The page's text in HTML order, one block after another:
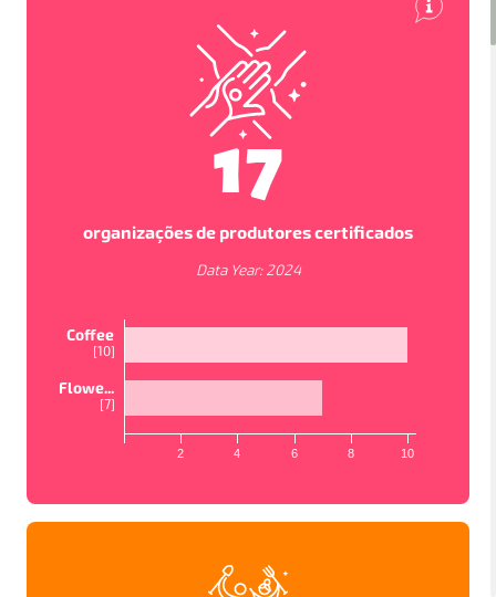
17
organizações de produtores certificados
Data Year:2024
Coffee
[10]
Flowe...
[7]
2 4 6 8 10
VISUALIZAÇÕES DO MAPA